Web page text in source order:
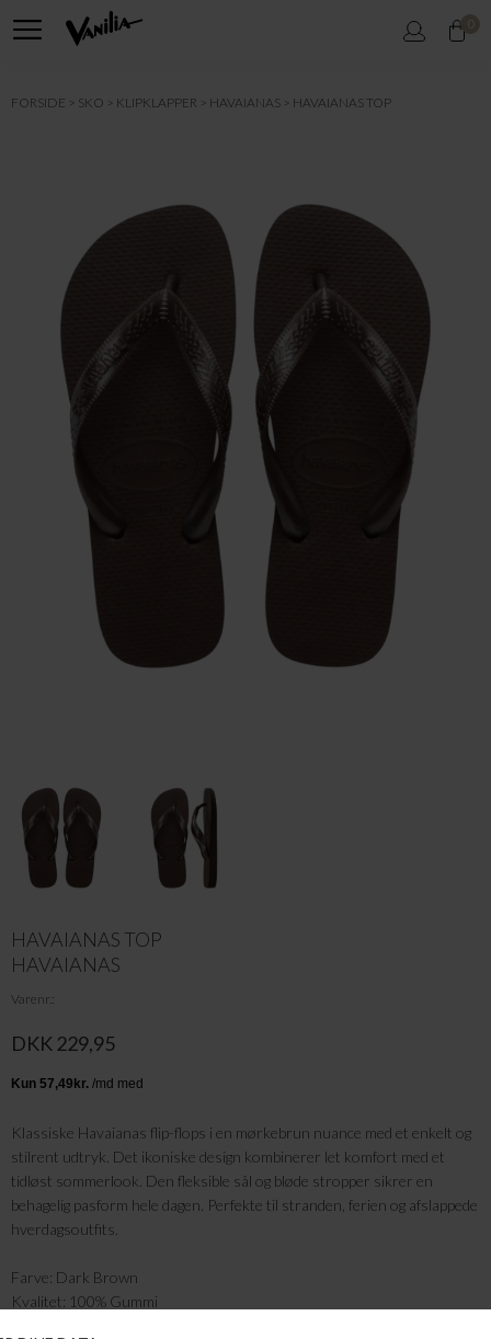
0
FORSIDE SKO KLIPKLAPPER HAVAIANAS HAVAIANAS TOP
HAVAIANAS TOP
HAVAIANAS
Varenr.
DKK 229,95
Klassiske Havaianas flip-flops i en mørkebrun nuance med et enkelt og
stilrent udtryk. Det ikoniske design kombinerer let komfort med et
tidløst sommerlook. Den fleksible sål og bløde stropper sikrer en
behagelig pasform hele dagen. Perfekte til stranden, ferien og afslappede
hverdagsoutfits.
Farve: Dark Brown
Kvalitet: 100% Gummi